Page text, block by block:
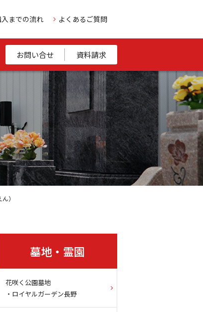
入までの流れ よくあるご質問
お問い合せ 資料請求
）
墓地・霊園
花咲く公園墓地
・ロイヤルガーデン長野